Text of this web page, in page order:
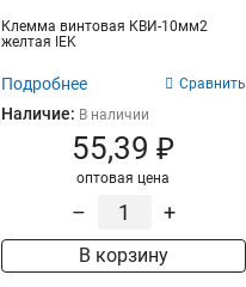
Клемма винтовая КВИ-10мм2
желтая IEK
Подробнее Сравнить
Наличие: В наличии
55,39 ₽
оптовая цена
– +
В корзину